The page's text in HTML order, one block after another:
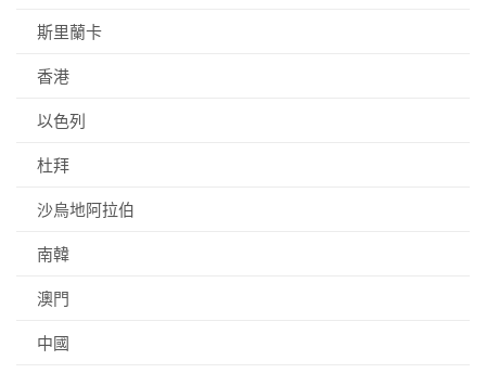
斯里蘭卡
香港
以色列
杜拜
沙烏地阿拉伯
南韓
澳門
中國